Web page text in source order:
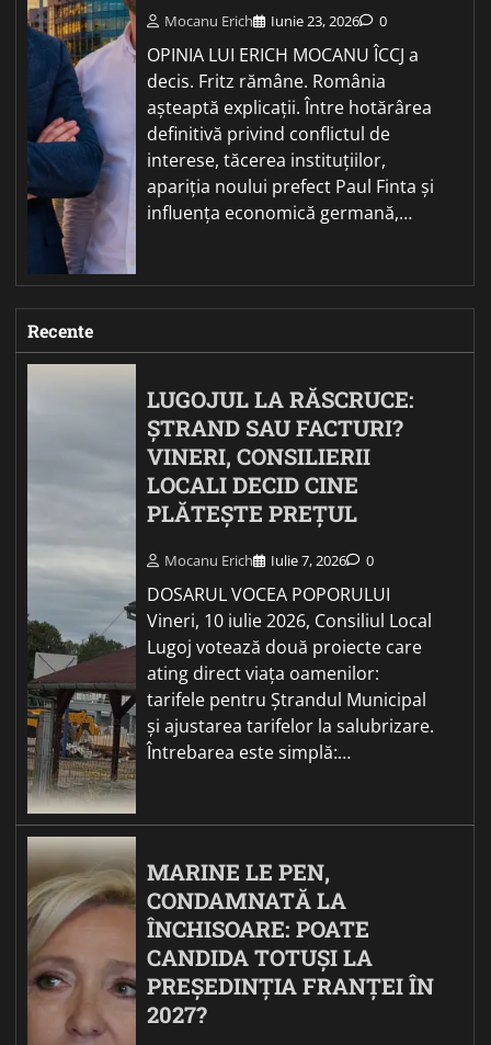
Mocanu Erich Iunie 23, 2026 0
OPINIA LUI ERICH MOCANU ÎCCJ a
decis. Fritz rămâne. România
așteaptă explicații. Între hotărârea
definitivă privind conflictul de
interese, tăcerea instituțiilor,
apariția noului prefect Paul Finta și
influența economică germană,…
Recente
LUGOJUL LA RĂSCRUCE:
ȘTRAND SAU FACTURI?
VINERI, CONSILIERII
LOCALI DECID CINE
PLĂTEȘTE PREȚUL
Mocanu Erich Iulie 7, 2026 0
DOSARUL VOCEA POPORULUI
Vineri, 10 iulie 2026, Consiliul Local
Lugoj votează două proiecte care
ating direct viața oamenilor:
tarifele pentru Ștrandul Municipal
și ajustarea tarifelor la salubrizare.
Întrebarea este simplă:…
MARINE LE PEN,
CONDAMNATĂ LA
ÎNCHISOARE: POATE
CANDIDA TOTUȘI LA
PREȘEDINȚIA FRANȚEI ÎN
2027?